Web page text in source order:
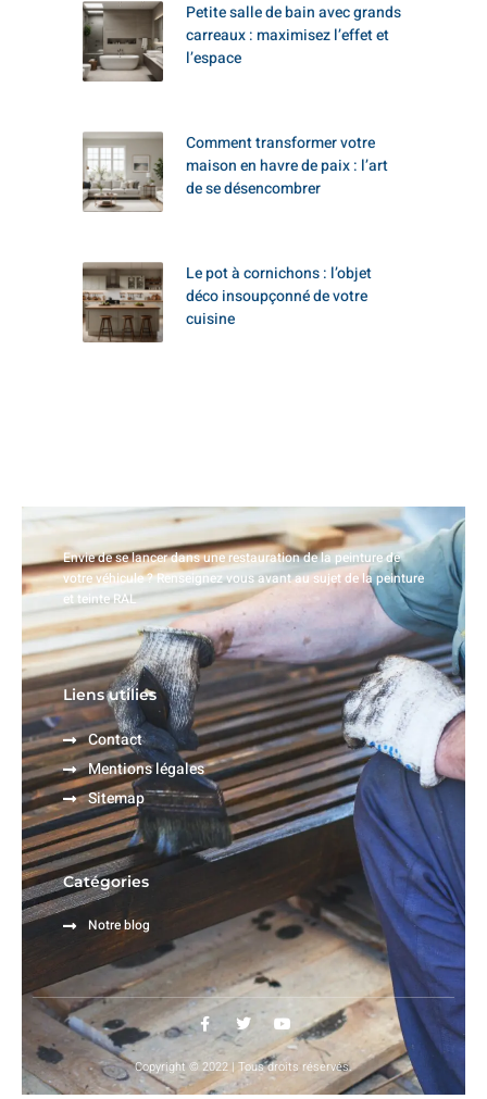
Petite salle de bain avec grands
carreaux : maximisez l’effet et
l’espace
Comment transformer votre
maison en havre de paix : l’art
de se désencombrer
Le pot à cornichons : l’objet
déco insoupçonné de votre
cuisine
Envie de se lancer dans une restauration de la peinture de
votre véhicule ? Renseignez vous avant au sujet de la peinture
et teinte RAL
Liens utilies
Contact
Mentions légales
Sitemap
Catégories
Notre blog
Copyright © 2022 | Tous droits réservés.